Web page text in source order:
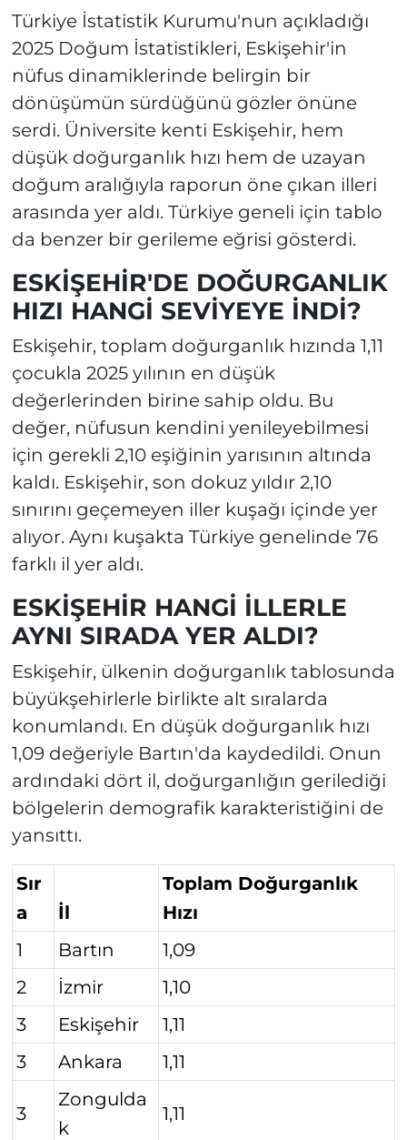
Türkiye İstatistik Kurumu'nun açıkladığı
2025 Doğum İstatistikleri, Eskişehir'in
nüfus dinamiklerinde belirgin bir
dönüşümün sürdüğünü gözler önüne
serdi. Üniversite kenti Eskişehir, hem
düşük doğurganlık hızı hem de uzayan
doğum aralığıyla raporun öne çıkan illeri
arasında yer aldı. Türkiye geneli için tablo
da benzer bir gerileme eğrisi gösterdi.
ESKİŞEHİR'DE DOĞURGANLIK
HIZI HANGİ SEVİYEYE İNDİ?
Eskişehir, toplam doğurganlık hızında 1,11
çocukla 2025 yılının en düşük
değerlerinden birine sahip oldu. Bu
değer, nüfusun kendini yenileyebilmesi
için gerekli 2,10 eşiğinin yarısının altında
kaldı. Eskişehir, son dokuz yıldır 2,10
sınırını geçemeyen iller kuşağı içinde yer
alıyor. Aynı kuşakta Türkiye genelinde 76
farklı il yer aldı.
ESKİŞEHİR HANGİ İLLERLE
AYNI SIRADA YER ALDI?
Eskişehir, ülkenin doğurganlık tablosunda
büyükşehirlerle birlikte alt sıralarda
konumlandı. En düşük doğurganlık hızı
1,09 değeriyle Bartın'da kaydedildi. Onun
ardındaki dört il, doğurganlığın gerilediği
bölgelerin demografik karakteristiğini de
yansıttı.
Sır
a
İl
Toplam Doğurganlık
Hızı
1
Bartın
1,09
2
İzmir
1,10
3
Eskişehir
1,11
3
Ankara 1,11
3
Zongulda
k
1,11